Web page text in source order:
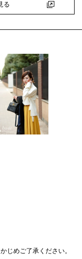
る
じめご了承ください。